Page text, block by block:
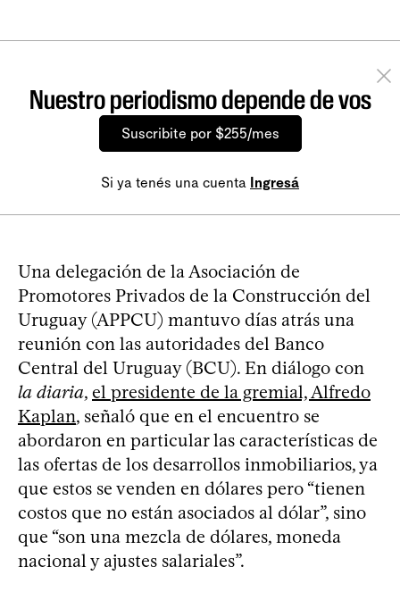
Nuestro periodismo depende de vos
Suscribite por $255/mes
Si ya tenés una cuenta Ingresá
Una delegación de la Asociación de
Promotores Privados de la Construcción del
Uruguay (APPCU) mantuvo días atrás una
reunión con las autoridades del Banco
Central del Uruguay (BCU). En diálogo con
la diaria, el presidente de la gremial, Alfredo
Kaplan, señaló que en el encuentro se
abordaron en particular las características de
las ofertas de los desarrollos inmobiliarios, ya
que estos se venden en dólares pero “tienen
costos que no están asociados al dólar”, sino
que “son una mezcla de dólares, moneda
nacional y ajustes salariales”.